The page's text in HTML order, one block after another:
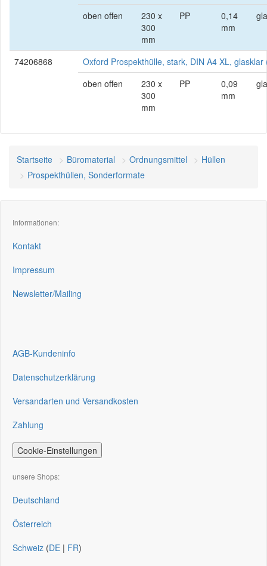
oben offen
230 x
300
mm
PP
0,14
mm
74206868
Oxford Prospekthülle, stark, DIN A4 XL,
oben offen
230 x
300
mm
PP
0,09
mm
Startseite Büromaterial Ordnungsmittel
Hüllen
Prospekthüllen, Sonderformate
Informationen:
Kontakt
Impressum
Newsletter/Mailing
AGB-Kundeninfo
Datenschutzerklärung
Versandarten und Versandkosten
Zahlung
Cookie-Einstellungen
unsere Shops:
Deutschland
Österreich
Schweiz (DE | FR)